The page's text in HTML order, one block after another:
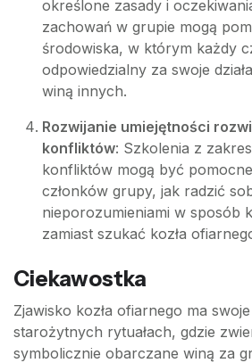
określone zasady i
zachowań w grupie mogą
środowiska, w którym każdy
odpowiedzialny za swoje
winą innych.
Rozwijanie umiejętności
konfliktów: Szkolenia z
konfliktów mogą być
członków grupy, jak radzić
nieporozumieniami w sposób
zamiast szukać kozła
Ciekawostka
Zjawisko kozła ofiarnego ma
starożytnych rytuałach, gdzie
symbolicznie obarczane winą za